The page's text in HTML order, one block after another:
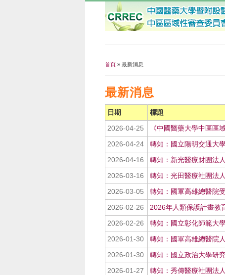
首頁 » 最新消息
最新消息
日期
標題
2026-04-25
《中國醫藥大學中區區
2026-04-24
轉知：國立陽明交通大
2026-04-16
轉知：新光醫療財團法
2026-03-16
轉知：光田醫療社團法
2026-03-05
轉知：國軍高雄總醫院
2026-02-26
2026年人類保護計畫教
2026-02-26
轉知：國立彰化師範大
2026-01-30
轉知：國軍高雄總醫院
2026-01-30
轉知：國立政治大學研
2026-01-27
轉知：秀傳醫療社團法